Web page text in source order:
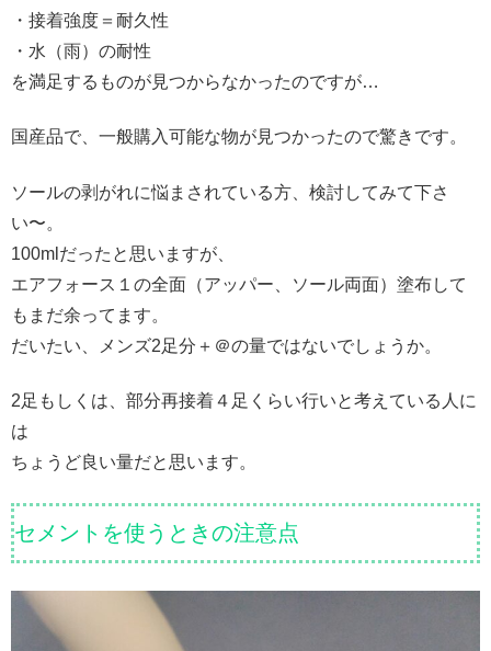
・接着強度＝耐久性
・水（雨）の耐性
を満足するものが見つからなかったのですが…
国産品で、一般購入可能な物が見つかったので驚きです。
ソールの剥がれに悩まされている方、検討してみて下さ
い〜。
100mlだったと思いますが、
エアフォース１の全面（アッパー、ソール両面）塗布して
もまだ余ってます。
だいたい、メンズ2足分＋＠の量ではないでしょうか。
2足もしくは、部分再接着４足くらい行いと考えている人に
は
ちょうど良い量だと思います。
セメントを使うときの注意点